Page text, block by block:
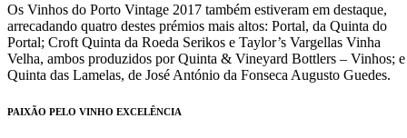
Os Vinhos do Porto Vintage 2017 também estiveram em destaque,
arrecadando quatro destes prémios mais altos: Portal, da Quinta do
Portal; Croft Quinta da Roeda Serikos e Taylor’s Vargellas Vinha
Velha, ambos produzidos por Quinta & Vineyard Bottlers – Vinhos; e
Quinta das Lamelas, de José António da Fonseca Augusto Guedes.
PAIXÃO PELO VINHO EXCELÊNCIA